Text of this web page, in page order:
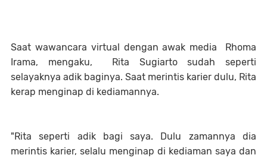
Saat wawancara virtual dengan awak media Rhoma
Irama, mengaku, Rita Sugiarto sudah seperti
selayaknya adik baginya. Saat merintis karier dulu, Rita
kerap menginap di kediamannya.
"Rita seperti adik bagi saya. Dulu zamannya dia
merintis karier, selalu menginap di kediaman saya dan